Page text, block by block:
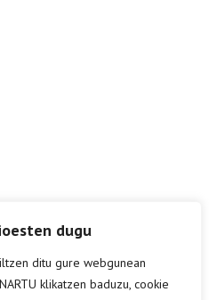
dugu
ditu gure webgunean
klikatzen baduzu, cookie